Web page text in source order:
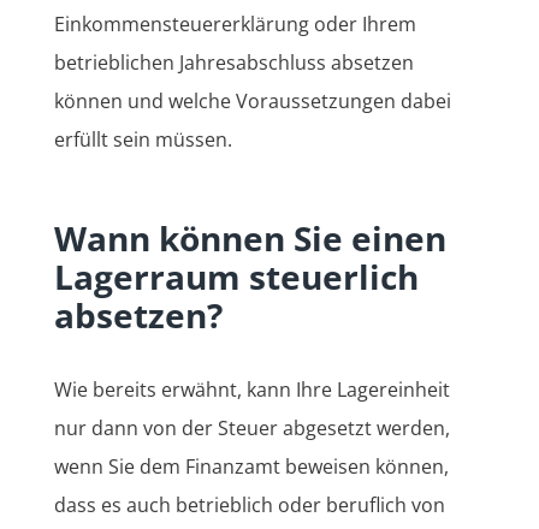
Einkommensteuererklärung oder Ihrem
betrieblichen Jahresabschluss absetzen
können und welche Voraussetzungen dabei
erfüllt sein müssen.
Wann können Sie einen
Lagerraum steuerlich
absetzen?
Wie bereits erwähnt, kann Ihre Lagereinheit
nur dann von der Steuer abgesetzt werden,
wenn Sie dem Finanzamt beweisen können,
dass es auch betrieblich oder beruflich von